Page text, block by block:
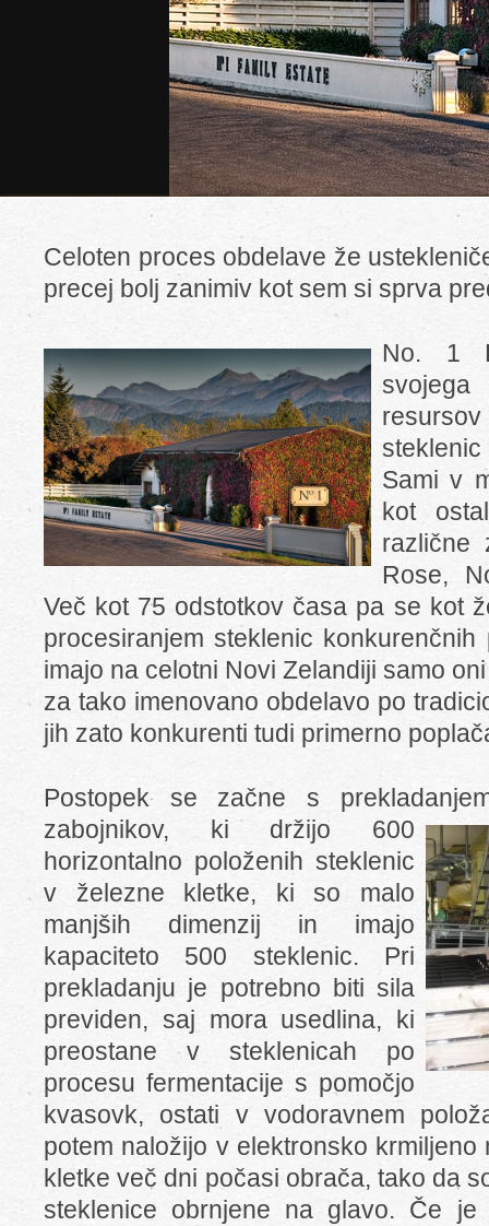
Celoten proces obdelave že
precej bolj zanimiv kot sem si sprva
No. 1
Sami v
kot
različne
Rose,
Več kot 75 odstotkov časa pa se kot
procesiranjem steklenic
imajo na celotni Novi Zelandiji samo
za tako imenovano obdelavo po
jih zato konkurenti tudi primerno
Postopek se začne s
zabojnikov, ki držijo 600
horizontalno položenih steklenic
v železne kletke, ki so malo
manjših dimenzij in imajo
kapaciteto 500 steklenic. Pri
prekladanju je potrebno biti sila
previden, saj mora usedlina, ki
preostane v steklenicah po
procesu fermentacije s pomočjo
kvasovk, ostati v vodoravnem
potem naložijo v elektronsko
kletke več dni počasi obrača, tako da
steklenice obrnjene na glavo. Če